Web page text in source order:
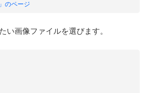
のページ
い画像ファイルを選びます。